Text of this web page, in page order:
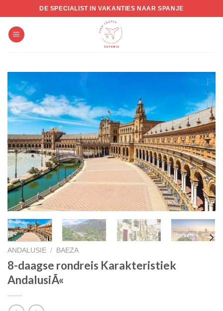
to
content
DE SPECIALIST IN VAKANTIES NAAR SPANJE
ANDALUSIE / BAEZA
8-daagse rondreis Karakteristiek
AndalusiÃ«